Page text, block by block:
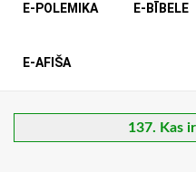
E-POLEMIKA E-BĪBELE
E-AFIŠA
137. Kas